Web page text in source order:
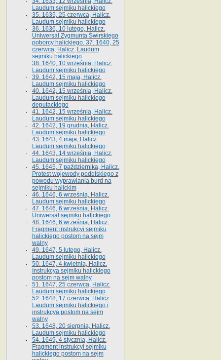
Laudum sejmiku halickiego
35. 1635, 25 czerwca, Halicz.
Laudum sejmiku halickiego
36. 1636, 10 lutego, Halicz.
Uniwersał Zygmunta Świrskiego
poborcy halickiego. 37. 1640, 25
czerwca, Halicz. Laudum
sejmiku halickiego
38. 1640, 10 września, Halicz.
Laudum sejmiku halickiego
39. 1642, 15 maja, Halicz.
Laudum sejmiku halickiego
40. 1642, 15 września, Halicz.
Laudum sejmiku halickiego
deputackiego
41. 1642, 15 września, Halicz.
Laudum sejmiku halickiego
42. 1642, 19 grudnia, Halicz.
Laudum sejmiku halickiego
43. 1643, 4 maja, Halicz.
Laudum sejmiku halickiego
44. 1643, 14 września, Halicz.
Laudum sejmiku halickiego
45. 1645, 7 października, Halicz.
Protest wojewody podolskiego z
powodu wyprawiania burd na
sejmiku halickim
46. 1646, 6 września, Halicz.
Laudum sejmiku halickiego
47. 1646, 6 września, Halicz.
Uniwersał sejmiku halickiego
48. 1646, 6 września, Halicz.
Fragment instrukcyi sejmiku
halickiego postom na sejm
walny
49. 1647, 5 lutego, Halicz.
Laudum sejmiku halickiego
50. 1647, 4 kwietnia, Halicz.
Instrukcya sejmiku halickiego
postom na sejm walny
51. 1647, 25 czerwca, Halicz.
Laudum sejmiku halickiego
52. 1648, 17 czerwca, Halicz.
Laudum sejmiku halickiego i
instrukcya postom na sejm
walny
53. 1648, 20 sierpnia, Halicz.
Laudum sejmiku halickiego
54. 1649, 4 stycznia, Halicz.
Fragment instrukcyi sejmiku
halickiego postom na sejm